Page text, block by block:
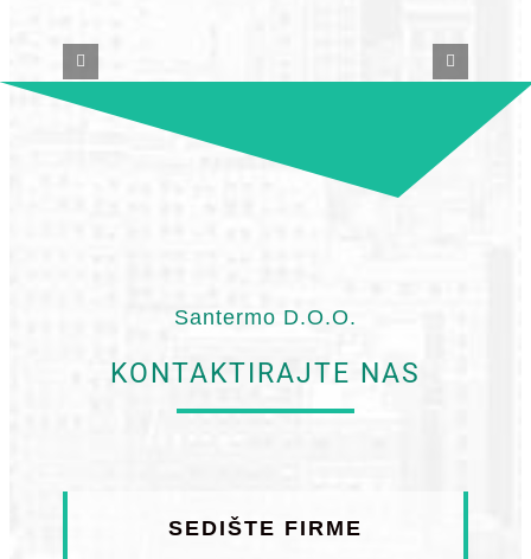
Santermo D.O.O.
KONTAKTIRAJTE NAS
SEDIŠTE FIRME